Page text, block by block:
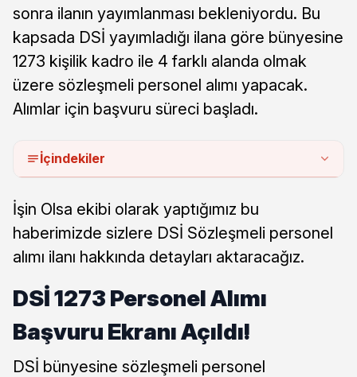
sonra ilanın yayımlanması bekleniyordu. Bu
kapsada DSİ yayımladığı ilana göre bünyesine
1273 kişilik kadro ile 4 farklı alanda olmak
üzere sözleşmeli personel alımı yapacak.
Alımlar için başvuru süreci başladı.
İçindekiler
İşin Olsa ekibi olarak yaptığımız bu
haberimizde sizlere DSİ Sözleşmeli personel
alımı ilanı hakkında detayları aktaracağız.
DSİ 1273 Personel Alımı
Başvuru Ekranı Açıldı!
DSİ bünyesine sözleşmeli personel